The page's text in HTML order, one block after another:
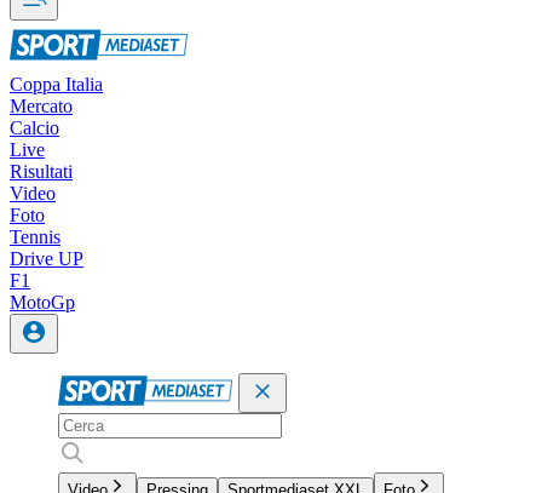
Coppa Italia
Mercato
Calcio
Live
Risultati
Video
Foto
Tennis
Drive UP
F1
MotoGp